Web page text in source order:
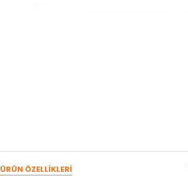
ÜRÜN ÖZELLIKLERI